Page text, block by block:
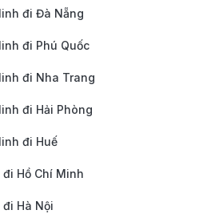
tục đặt vé một cách nhanh
nhau như thẻ ngân hàng, ví
lịch ở Jakarta
để đi Jakarta
đới gió mùa, với thời tiết ấm
đi Đà Nẵng
đi Phú Quốc
đi Nha Trang
đi Hải Phòng
đi Huế
Hồ Chí Minh
Hà Nội